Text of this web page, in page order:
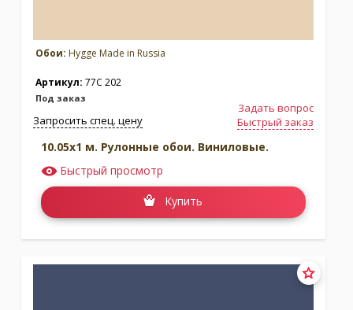
Обои: Hygge Made in Russia
Артикул: 77C 202
Под заказ
Задать вопрос
Быстрый заказ
Запросить спец. цену
10.05x1 м. Рулонные обои. Виниловые.
Быстрый просмотр
Купить